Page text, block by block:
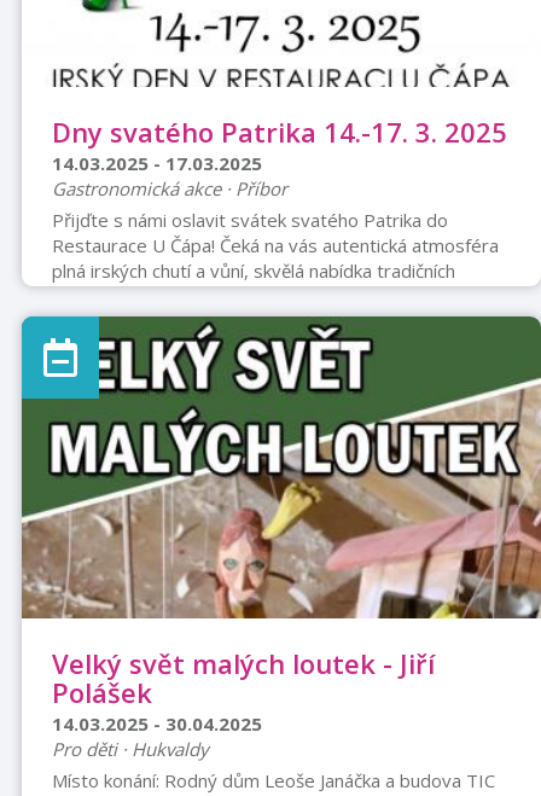
Dny svatého Patrika 14.-17. 3. 2025
14.03.2025 - 17.03.2025
Gastronomická akce · Příbor
Přijďte s námi oslavit svátek svatého Patrika do
Restaurace U Čápa! Čeká na vás autentická atmosféra
plná irských chutí a vůní, skvělá nabídka tradičních
specialit a výběr těch nejlepších irských whisky.
Velký svět malých loutek - Jiří
Polášek
14.03.2025 - 30.04.2025
Pro děti · Hukvaldy
Místo konání: Rodný dům Leoše Janáčka a budova TIC